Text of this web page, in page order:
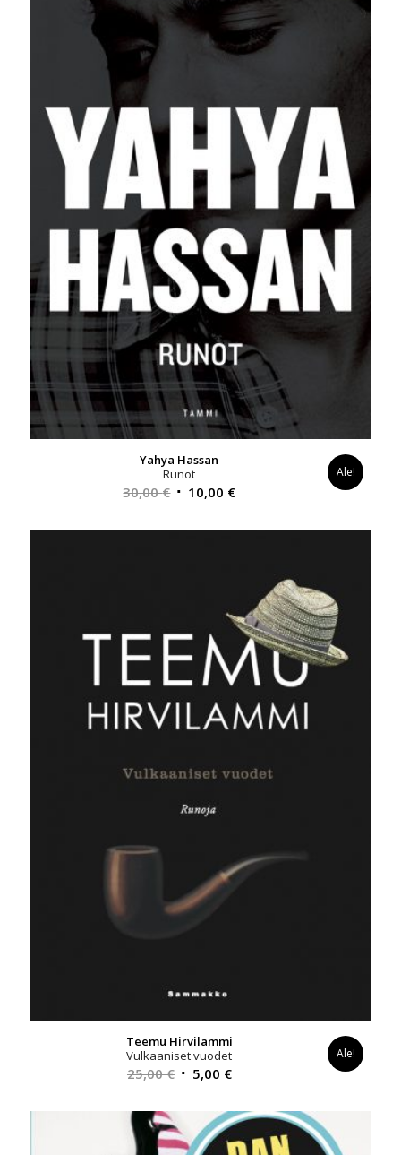
Yahya Hassan
Runot
30,00€ Alkuperäinen
oli:
10,00 €Nykyinen
on:
Ale!
Teemu Hirvilammi
Vulkaaniset vuodet
25,00€ Alkuperäinen
25,00 €.
5,00 €Nykyinen
on:
5,00 €.
Ale!